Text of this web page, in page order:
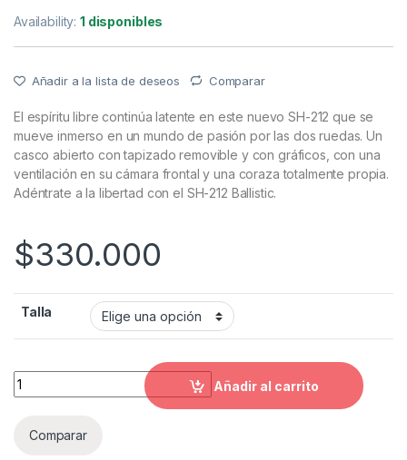
Availability:1 disponibles
Añadir a la lista de deseos Comparar
El espíritu libre continúa latente en este nuevo SH-212 que se
mueve inmerso en un mundo de pasión por las dos ruedas. Un
casco abierto con tapizado removible y con gráficos, con una
ventilación en su cámara frontal y una coraza totalmente propia.
Adéntrate a la libertad con el SH-212 Ballistic.
$330.000
Talla
Casco abierto shaft 212 ballistic quantity
Añadir al carrito
Comparar